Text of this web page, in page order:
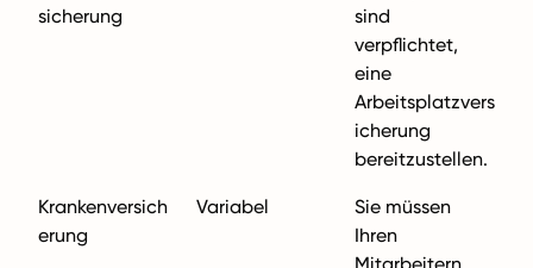
sicherung
sind
verpflichtet,
eine
Arbeitsplatzvers
icherung
bereitzustellen.
Krankenversich
erung
Variabel
Sie müssen
Ihren